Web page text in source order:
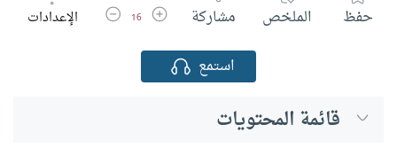
حفظ الملخص مشاركة زيادة حجم الخط
16 تقليل حجم الخط
الإعدادات
استمع
قائمة المحتويات